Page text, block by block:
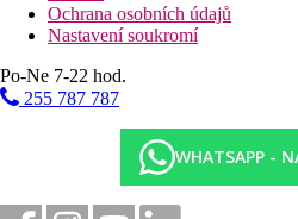
pobyt. Na každém pokoji je
minibar, bezpečnostní schránka,
TV. Některé pokoje mají balkon.
Vzdálenosti
Vlakové nádraží
Ochrana osobních údajů
Nastavení soukromí
Po-Ne 7-22 hod.
255 787 787
WHATSAPP -